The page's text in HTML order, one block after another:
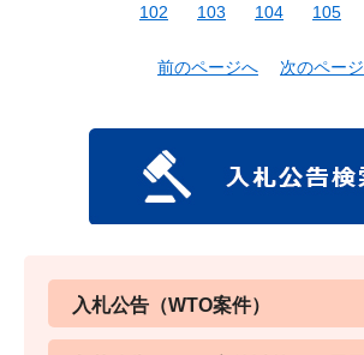
102
103 104 105
前のページへ 次のペー
入札公告（WTO案件）